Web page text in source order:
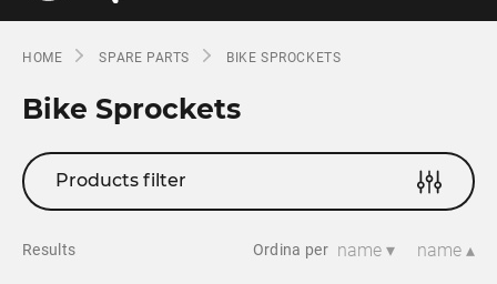
HOME SPARE PARTS BIKE SPROCKETS
Bike Sprockets
Products filter
Results Ordina per name ▾ name ▴